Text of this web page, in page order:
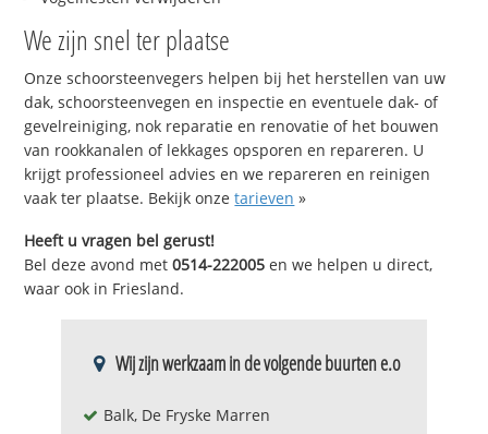
We zijn snel ter plaatse
Onze schoorsteenvegers helpen bij het herstellen van uw
dak, schoorsteenvegen en inspectie en eventuele dak- of
gevelreiniging, nok reparatie en renovatie of het bouwen
van rookkanalen of lekkages opsporen en repareren. U
krijgt professioneel advies en we repareren en reinigen
vaak ter plaatse. Bekijk onzetarieven »
Heeft u vragen bel gerust!
Bel deze avond met0514-222005 en we helpen u direct,
waar ook in Friesland.
Wij zijn werkzaam in de volgende buurten e.o
Balk, De Fryske Marren